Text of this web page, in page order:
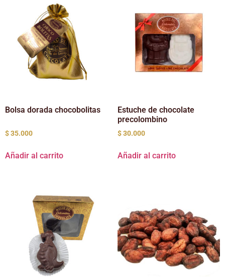
Bolsa dorada chocobolitas
$35.000
Añadir al carrito
Estuche de chocolate
precolombino
$30.000
Añadir al carrito